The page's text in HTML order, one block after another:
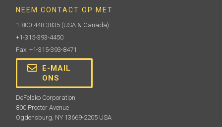
NEEM CONTACT OP MET
1-800-448-3835 (USA & Canada)
+1-315-393-4450
Fax: +1-315-393-8471
E-MAIL
ONS
DeFelsko Corporation
800 Proctor Avenue
Ogdensburg, NY 13669-2205 USA